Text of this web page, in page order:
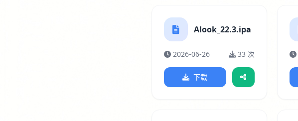
Alook_22.3.ipa
2026-06-26 33 次
下载